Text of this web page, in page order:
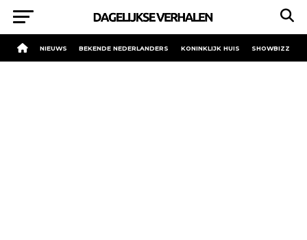
NIEUWS BEKENDE NEDERLANDERS KONINKLIJK HUIS SHOWBIZZ